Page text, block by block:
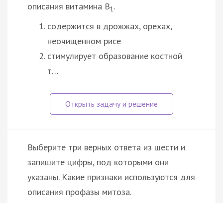
описания витамина В1.
содержится в дрожжах, орехах,
неочищенном рисе
стимулирует образование костной
т…
Выберите три верных ответа из шести и
запишите цифры, под которыми они
указаны. Какие признаки используются для
описания профазы митоза.